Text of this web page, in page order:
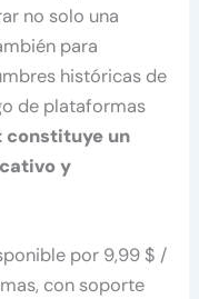
no solo una
para
históricas de
de plataformas
constituye un
y
por 9,99 $ /
con soporte